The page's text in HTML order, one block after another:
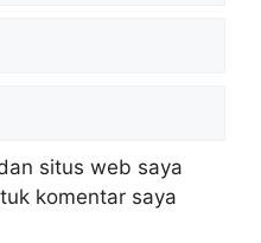
situs web saya
komentar saya